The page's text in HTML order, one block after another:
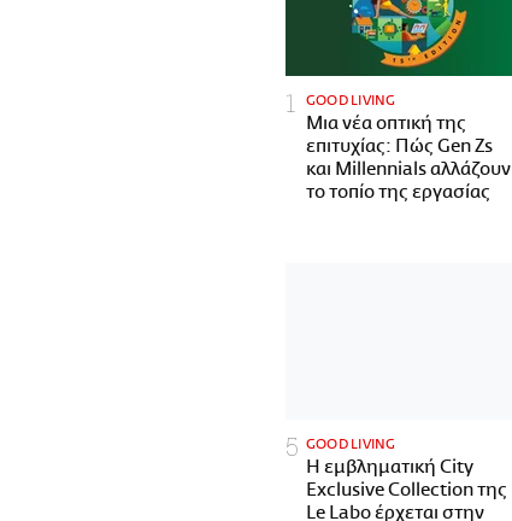
GOOD LIVING
Μια νέα οπτική της
επιτυχίας: Πώς Gen Zs
και Millennials αλλάζουν
το τοπίο της εργασίας
GOOD LIVING
Η εμβληματική City
Exclusive Collection της
Le Labo έρχεται στην